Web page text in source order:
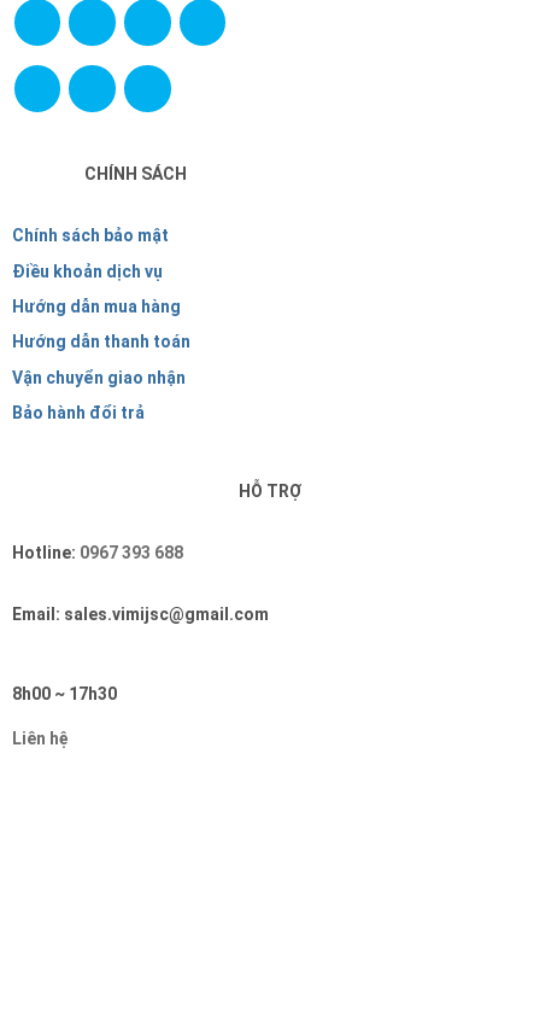
CHÍNH SÁCH
Chính sách bảo mật
Điều khoản dịch vụ
Hướng dẫn mua hàng
Hướng dẫn thanh toán
Vận chuyển giao nhận
Bảo hành đổi trả
HỖ TRỢ
Hotline: 0967 393 688
Email: sales.vimijsc@gmail.com
8h00 ~ 17h30
Liên hệ